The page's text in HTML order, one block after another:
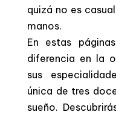
quizá no es
manos.
En estas
diferencia en la
sus
única de tres
sueño.